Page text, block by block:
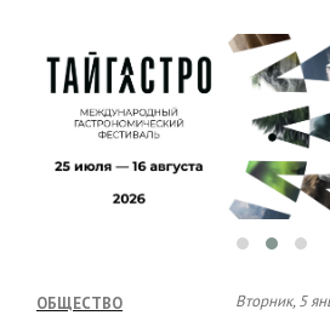
ОБЩЕСТВО Вторник, 5